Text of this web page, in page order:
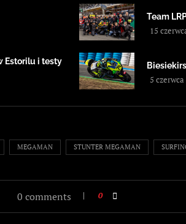
Team
15
Estorilu i testy
5
MEGAMAN STUNTER MEGAMAN
0 comments 0